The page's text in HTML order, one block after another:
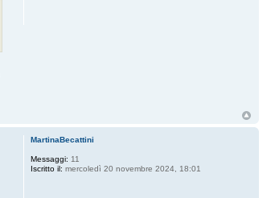
MartinaBecattini
Messaggi: 11
Iscritto il: mercoledì 20 novembre 2024, 18:01